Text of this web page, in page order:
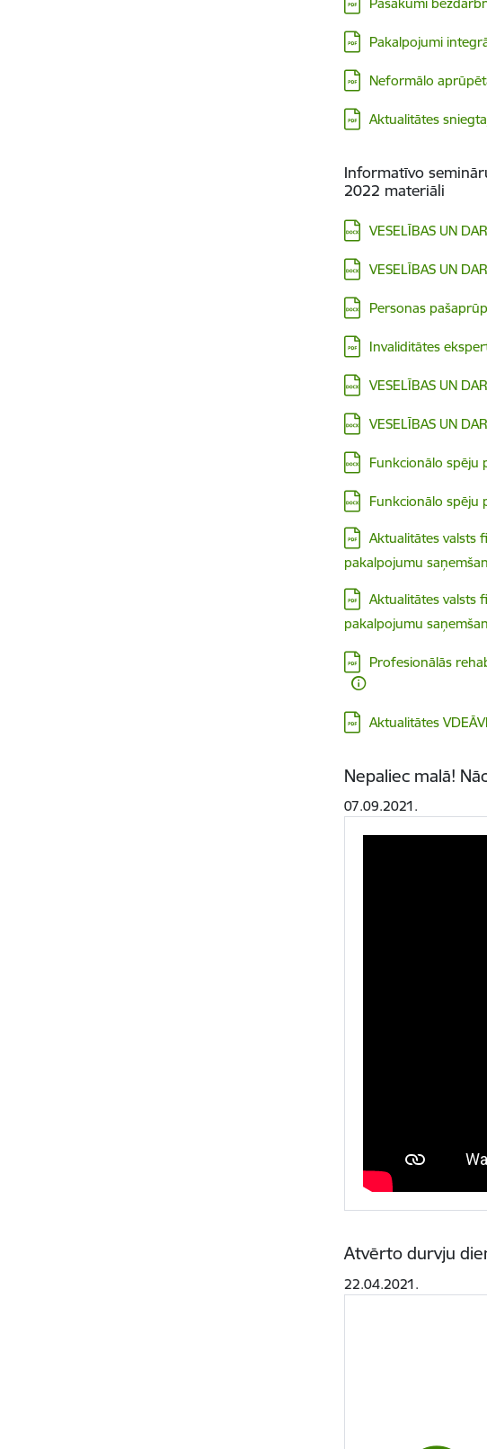
Lejupielādēt:
Pakalpojumi
Lejupielādēt:
Neformālo
Lejupielādēt:
Aktualitātes
Informatīvo
2022 materiāli
Lejupielādēt:
VESELĪBAS UN
Lejupielādēt:
VESELĪBAS UN
Lejupielādēt:
Personas
Lejupielādēt:
Invaliditātes
Lejupielādēt:
VESELĪBAS UN
Lejupielādēt:
VESELĪBAS UN
Lejupielādēt:
Funkcionālo spēju
Lejupielādēt:
Funkcionālo spēju
Lejupielādēt:
Aktualitātes valsts
pakalpojumu
Lejupielādēt:
Aktualitātes valsts
pakalpojumu
Lejupielādēt:
Profesionālās
Lejupielādēt:
Aktualitātes
Nepaliec malā!
07.09.2021.
Atvērto durvju
22.04.2021.